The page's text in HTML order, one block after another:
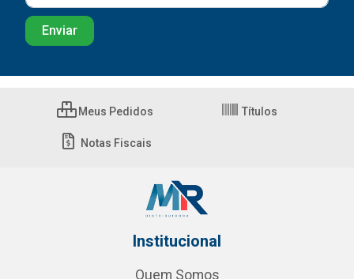
Meus Pedidos Títulos
Notas Fiscais
Institucional
Quem Somos